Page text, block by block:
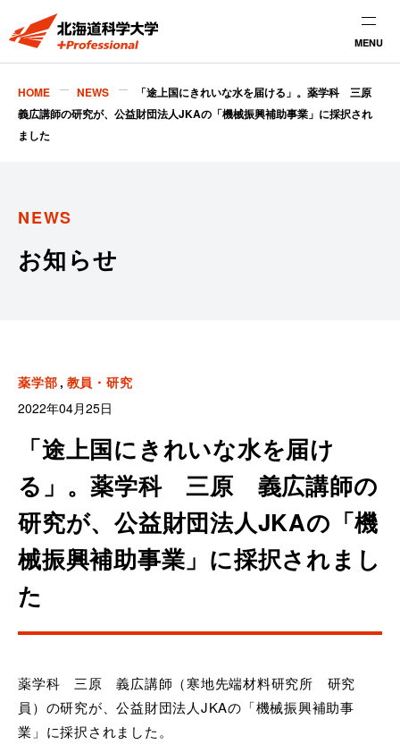
MENU
HOME NEWS
「途上国にきれいな水を届ける」。薬学科 三原
義広講師の研究が、公益財団法人JKAの「機械振興補助事業」に採択され
ました
NEWS
お知らせ
薬学部 教員・研究
2022年04月25日
「途上国にきれいな水を届け
る」。薬学科 三原 義広講師の
研究が、公益財団法人JKAの「機
械振興補助事業」に採択されまし
た
薬学科 三原 義広講師（寒地先端材料研究所 研究
員）の研究が、公益財団法人JKAの「機械振興補助事
業」に採択されました。